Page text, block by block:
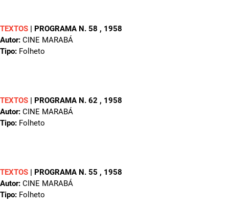
TEXTOS | PROGRAMA N. 58 , 1958
Autor: CINE MARABÁ
Tipo: Folheto
TEXTOS | PROGRAMA N. 62 , 1958
Autor: CINE MARABÁ
Tipo: Folheto
TEXTOS | PROGRAMA N. 55 , 1958
Autor: CINE MARABÁ
Tipo: Folheto